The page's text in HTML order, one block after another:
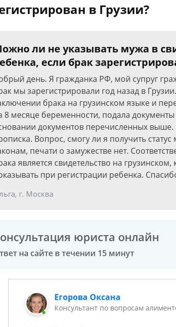
в Грузии?
ли не указывать мужа в
если брак
день. Я гражданка РФ, мой супруг
мы зарегистрировали год назад в
брака на грузинском языке и
8 месяце беременности, подала
документов перечисленных выше.
Вопрос, смогу ли я получить
печати о замужестве нет.
является свидетельство на
при регистрации ребенка.
г. Москва
юриста онлайн
на сайте в течении 15 минут
Егорова Оксана
Консультант по вопросам